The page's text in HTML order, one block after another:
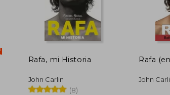
Rafa, mi Historia
John Carlin
(8)
Rafa
John